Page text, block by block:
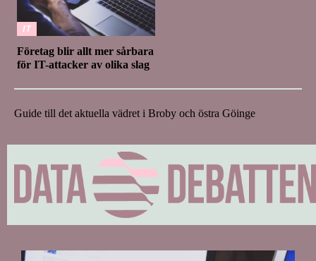
IT
Företag blir allt mer sårbara
för IT-attacker av olika slag
Guide till det aktuella vädret i Broby och östra Göinge